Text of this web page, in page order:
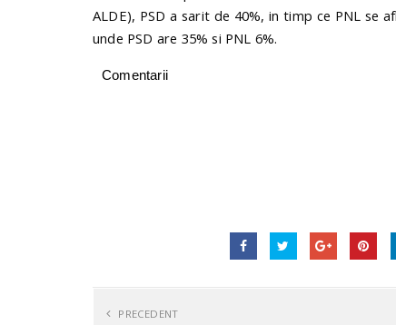
ALDE), PSD a sarit de 40%, in timp ce PNL se
unde PSD are 35% si PNL 6%.
Comentarii
PRECEDENT